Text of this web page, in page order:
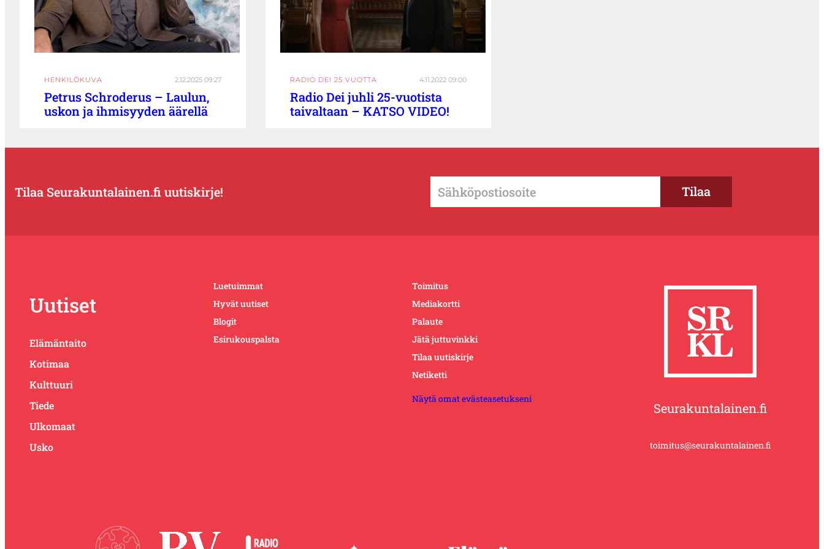
HENKILÖKUVA 2.12.2025 09:27
Petrus Schroderus – Laulun,
uskon ja ihmisyyden äärellä
RADIO DEI 25 VUOTTA 4.11.2022 09:00
Radio Dei juhli 25-vuotista
taivaltaan – KATSO VIDEO!
Tilaa Seurakuntalainen.fi uutiskirje!
Uutiset
Elämäntaito
Kotimaa
Kulttuuri
Tiede
Ulkomaat
Usko
Luetuimmat
Hyvät uutiset
Blogit
Esirukouspalsta
Toimitus
Mediakortti
Palaute
Jätä juttuvinkki
Tilaa uutiskirje
Netiketti
Näytä omat evästeasetukseni
Seurakuntalainen.fi
toimitus@seurakuntalainen.fi